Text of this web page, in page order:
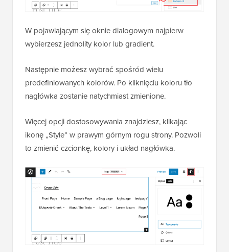
W pojawiającym się oknie dialogowym najpierw
wybierzesz jednolity kolor lub gradient.
Następnie możesz wybrać spośród wielu
predefiniowanych kolorów. Po kliknięciu koloru tło
nagłówka zostanie natychmiast zmienione.
Więcej opcji dostosowywania znajdziesz, klikając
ikonę „Style” w prawym górnym rogu strony. Pozwoli
to zmienić czcionkę, kolory i układ nagłówka.